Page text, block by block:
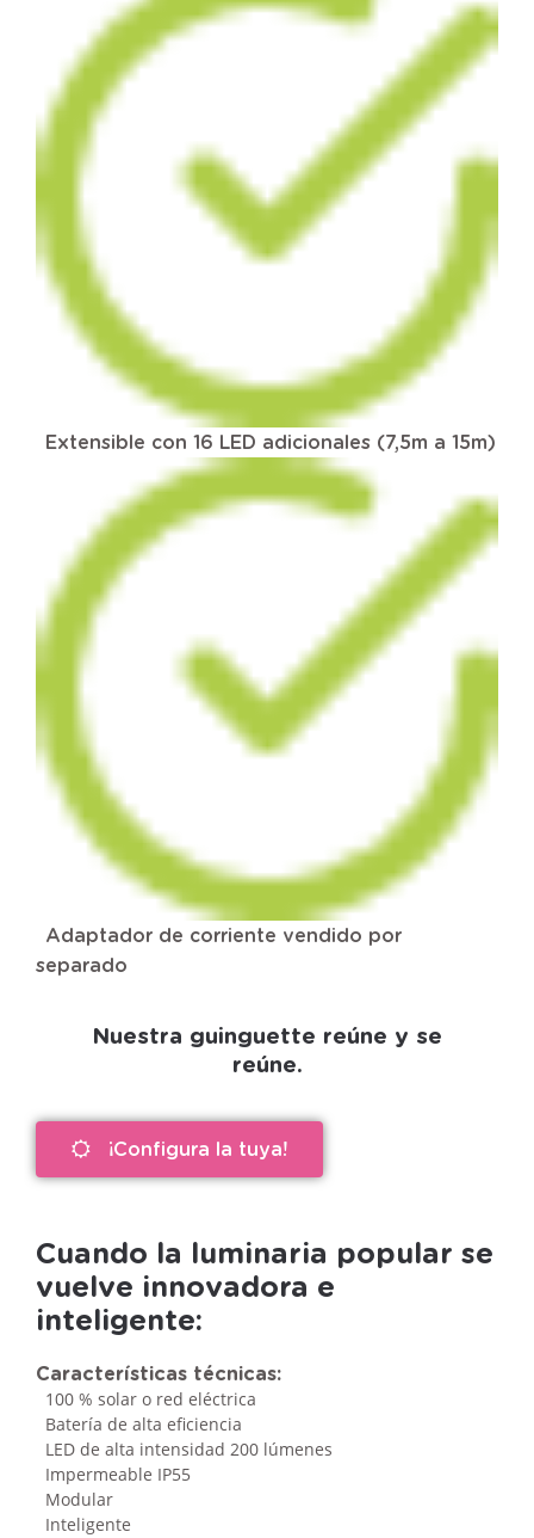
Extensible con 16 LED adicionales (7,5m a 15m)
Adaptador de corriente vendido por
separado
Nuestra guinguette reúne y se
reúne.
¡Configura la tuya!
Cuando la luminaria popular se
vuelve innovadora e
inteligente:
Características técnicas:
100 % solar o red eléctrica
Batería de alta eficiencia
LED de alta intensidad 200 lúmenes
Impermeable IP55
Modular
Inteligente